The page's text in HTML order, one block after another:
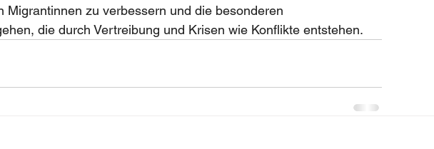
Migrantinnen zu verbessern und die besonderen
die durch Vertreibung und Krisen wie Konflikte entstehen.